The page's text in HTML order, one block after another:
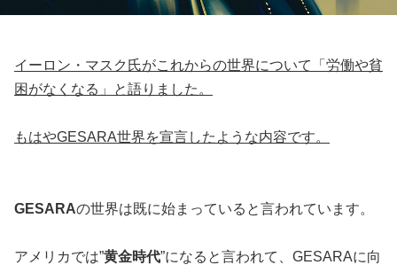
イーロン・マスク氏がこれからの世界について「労働や貧
困がなくなる」と語りました。
もはやGESARA世界を宣言したような内容です。
GESARAの世界は既に始まっていると言われています。
アメリカでは”黄金時代”になると言われて、GESARAに向